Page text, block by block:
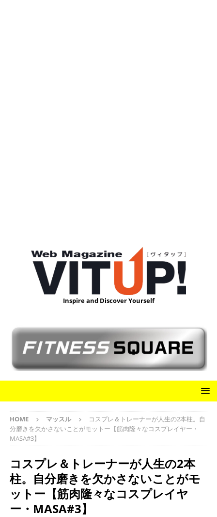
Inspire and Discover Yourself
HOME マッスル
コスプレ＆トレーナーが人生の2本柱。自
分磨きを欠かさないことがモットー【筋肉隆々なコスプレイヤー・
MASA#3】
コスプレ＆トレーナーが人生の2本
柱。自分磨きを欠かさないことがモ
ットー【筋肉隆々なコスプレイヤ
ー・MASA#3】